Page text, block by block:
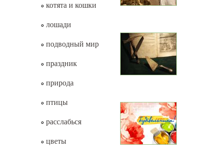
котята и кошки
лошади
подводный мир
праздник
природа
птицы
расслабься
цветы